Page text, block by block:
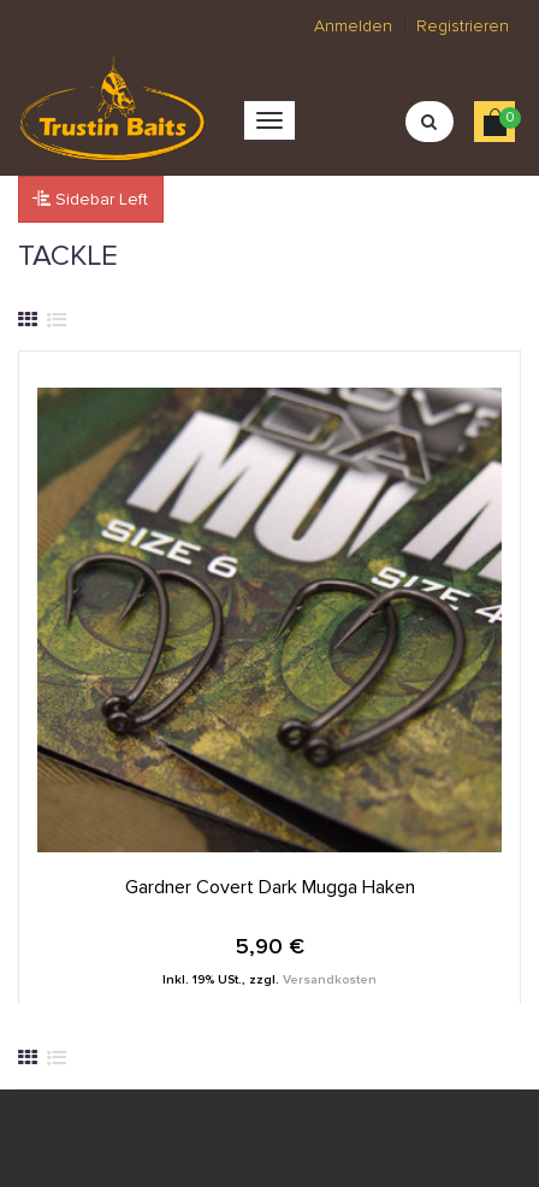
Anmelden Registrieren
0
Sidebar Left
TACKLE
IN DEN WARENKORB
Gardner Covert Dark Mugga Haken
5,90 €
Inkl. 19% USt., zzgl. Versandkosten